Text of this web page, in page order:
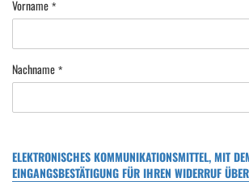
Vorname
Nachname
ELEKTRONISCHES KOMMUNIKATIONSMITTEL, MIT
EINGANGSBESTÄTIGUNG FÜR IHREN WIDERRUF